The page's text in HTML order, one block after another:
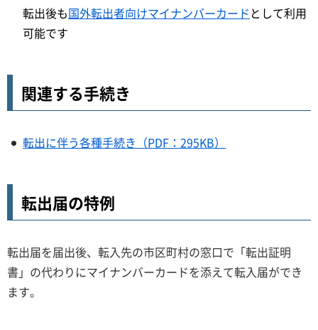
転出後も国外転出者向けマイナンバーカード として利用
可能です
関連する手続き
転出に伴う各種手続き（PDF：295KB）
転出届の特例
転出届を届出後、転入先の市区町村の窓口で「転出証明
書」の代わりにマイナンバーカードを添えて転入届ができ
ます。